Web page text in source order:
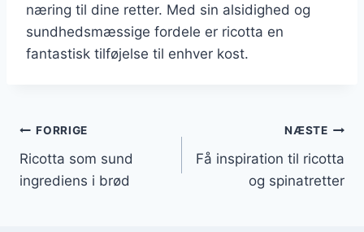
næring til dine retter. Med sin alsidighed og
sundhedsmæssige fordele er ricotta en
fantastisk tilføjelse til enhver kost.
Indlægsnavigation
FORRIGE
Ricotta som sund
ingrediens i brød
NÆSTE
Få inspiration til ricotta
og spinatretter